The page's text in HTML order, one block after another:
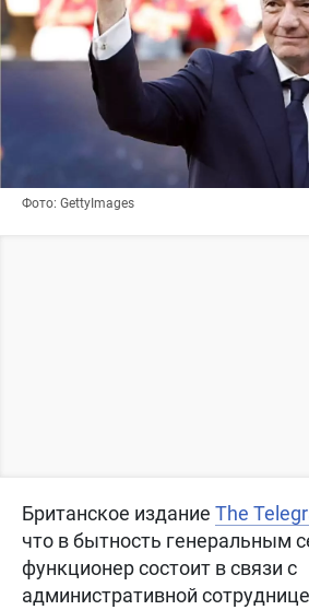
Фото: GettyImages
Британское издание The
что в бытность генеральным
функционер состоит в связи с
административной